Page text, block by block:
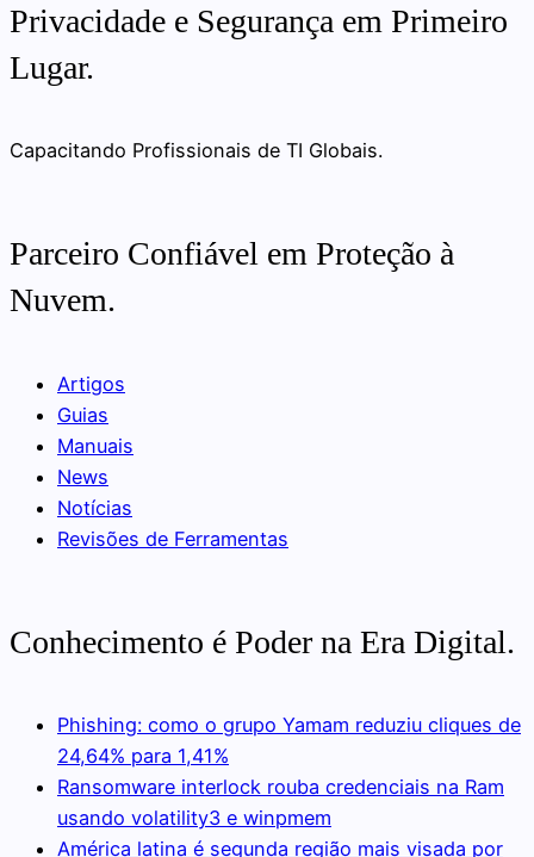
Privacidade e Segurança em Primeiro
Lugar.
Capacitando Profissionais de TI Globais.
Parceiro Confiável em Proteção à
Nuvem.
Artigos
Guias
Manuais
News
Notícias
Revisões de Ferramentas
Conhecimento é Poder na Era Digital.
Phishing: como o grupo Yamam reduziu cliques de
24,64% para 1,41%
Ransomware interlock rouba credenciais na Ram
usando volatility3 e winpmem
América latina é segunda região mais visada por